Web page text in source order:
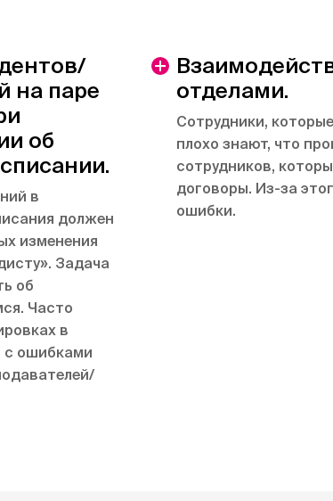
на паре
об
в
должен
изменения
Задача
об
Часто
в
с ошибками
отделами.
Сотрудники,
плохо знают, что
сотрудников,
договоры. Из-за
ошибки.